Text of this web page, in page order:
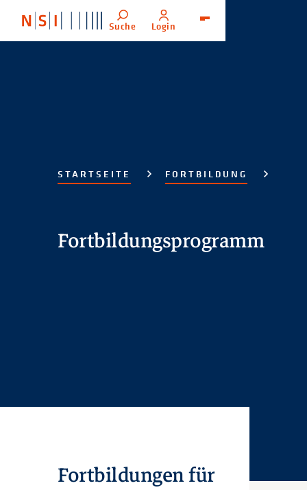
Suche Login
STARTSEITE FORTBILDUNG
Fortbildungsprogramm
Fortbildungen für